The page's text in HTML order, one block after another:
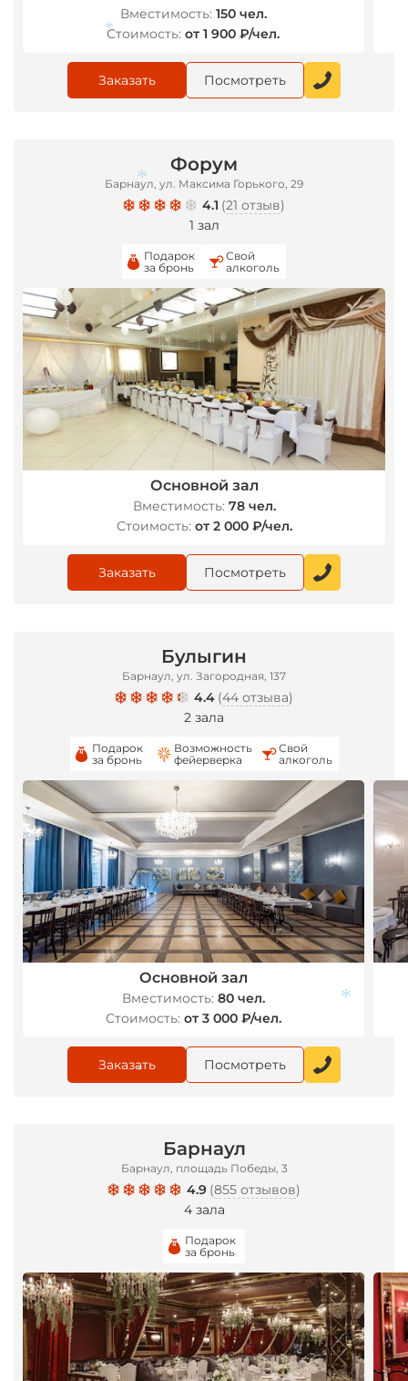
Вместимость: 150 чел.
Стоимость: от 1 900 ₽/чел.
Заказать Посмотреть
Форум
Барнаул, ул. Максима Горького, 29
4.1 (21 отзыв)
1 зал
Подарок
за бронь
Свой
алкоголь
Основной зал
Вместимость: 78 чел.
Стоимость: от 2 000 ₽/чел.
Заказать Посмотреть
Булыгин
Барнаул, ул. Загородная, 137
4.4 (44 отзыва)
2 зала
Подарок
за бронь
Возможность
фейерверка
Свой
алкоголь
Основной зал
Вместимость: 80 чел.
Стоимость: от 3 000 ₽/чел.
Заказать Посмотреть
Барнаул
Барнаул, площадь Победы, 3
4.9 (855 отзывов)
4 зала
Подарок
за бронь
*
*